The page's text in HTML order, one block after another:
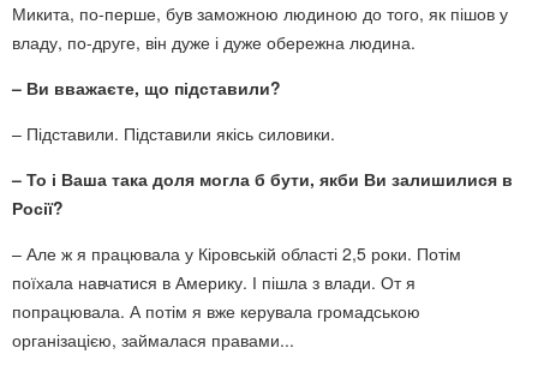
Микита, по-перше, був заможною людиною до того, як пішов у
владу, по-друге, він дуже і дуже обережна людина.
– Ви вважаєте, що підставили?
– Підставили. Підставили якісь силовики.
– То і Ваша така доля могла б бути, якби Ви залишилися в
Росії?
– Але ж я працювала у Кіровській області 2,5 роки. Потім
поїхала навчатися в Америку. І пішла з влади. От я
попрацювала. А потім я вже керувала громадською
організацією, займалася правами...